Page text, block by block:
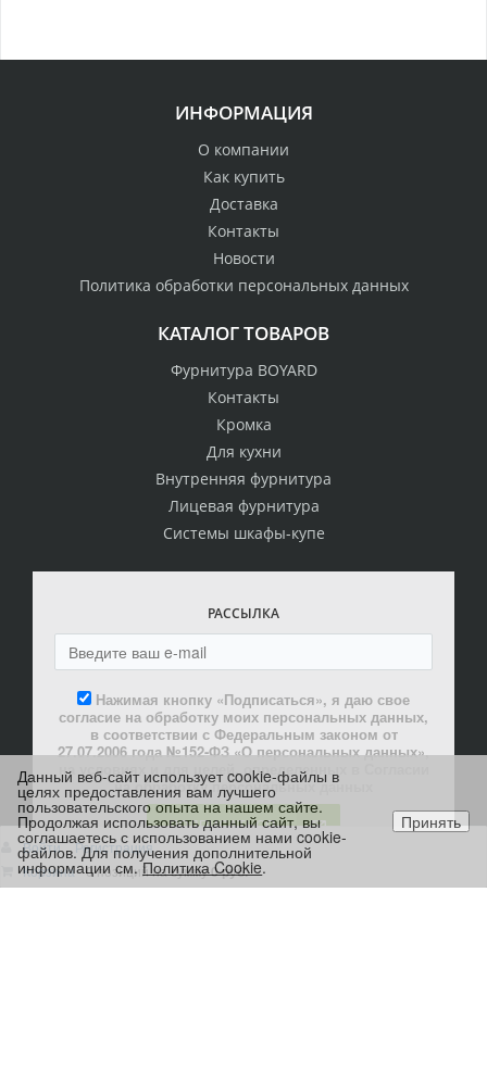
ИНФОРМАЦИЯ
О компании
Как купить
Доставка
Контакты
Новости
Политика обработки персональных данных
КАТАЛОГ ТОВАРОВ
Фурнитура BOYARD
Контакты
Кромка
Для кухни
Внутренняя фурнитура
Лицевая фурнитура
Системы шкафы-купе
РАССЫЛКА
Нажимая кнопку «Подписаться», я даю свое
согласие на обработку моих персональных данных,
в соответствии с Федеральным законом от
27.07.2006 года №152-ФЗ «О персональных данных»,
на условиях и для целей, определенных в Согласии
на обработку персональных данных
ПОДПИСАТЬСЯ
Войти Регистрация
Корзина 0 позицийна сумму0 руб.
Данный веб-сайт использует cookie-файлы в
целях предоставления вам лучшего
пользовательского опыта на нашем сайте.
Продолжая использовать данный сайт, вы
соглашаетесь с использованием нами cookie-
файлов. Для получения дополнительной
информации см.Политика Cookie.
Принять